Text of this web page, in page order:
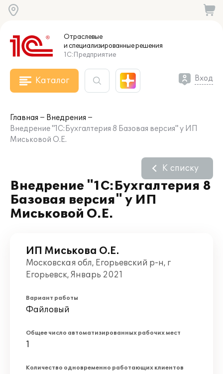
Отраслевые
и специализированныерешения
1С:Предприятие
Каталог Вход
Главная
Внедрения
Внедрение "1С:Бухгалтерия 8 Базовая версия" у ИП
Миськовой О.Е.
Внедрение "1С:Бухгалтерия 8
Базовая версия" у ИП
Миськовой О.Е.
К списку
ИП Миськова О.Е.
Московская обл, Егорьевский р-н, г
Егорьевск, Январь 2021
Вариант работы
Файловый
Общее число автоматизированных рабочих мест
1
Количество одновременно работающих клиентов